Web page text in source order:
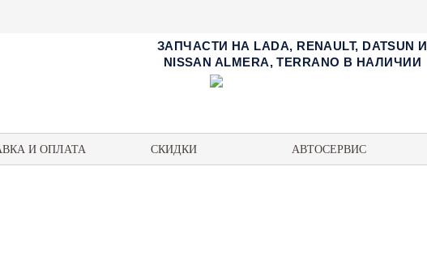
ЗАПЧАСТИ НА LADA, RENAULT, DATSUN И
NISSAN ALMERA, TERRANO В НАЛИЧИИ
И ОПЛАТА СКИДКИ АВТОСЕРВИС